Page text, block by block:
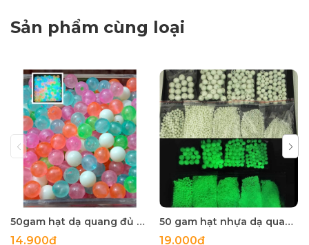
Sản phẩm cùng loại
50gam hạt dạ quang đủ màu 6mm, 8mm, 10mm, 12mm, hạt nhựa tròn
14.900₫
50 gam hạt nhựa dạ quang tròn đủ size 4mm, 5mm, 6mm, 8mm, 10mm, 12mm, 14mm, 16mm ,18mm , 10mm, 22mm, 25mm
19.000₫